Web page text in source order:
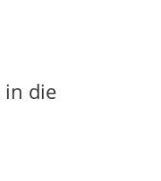
in die